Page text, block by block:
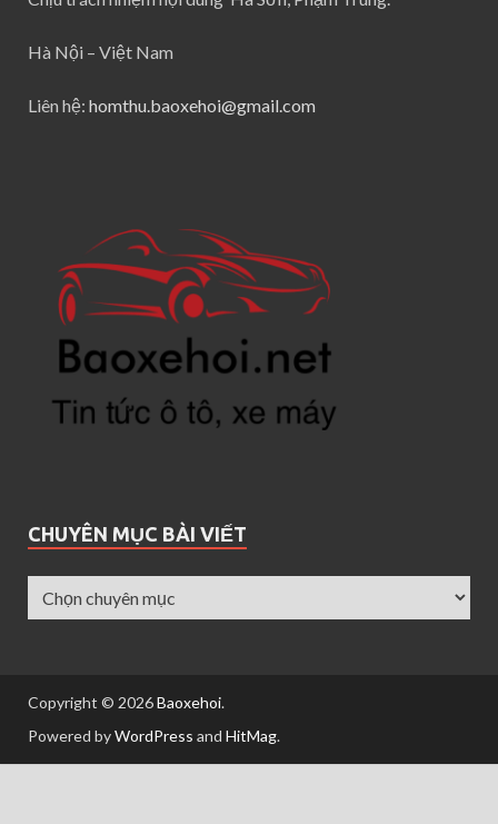
Hà Nội – Việt Nam
Liên hệ: homthu.baoxehoi@gmail.com
CHUYÊN MỤC BÀI VIẾT
Copyright © 2026Baoxehoi.
Powered byWordPress and HitMag.